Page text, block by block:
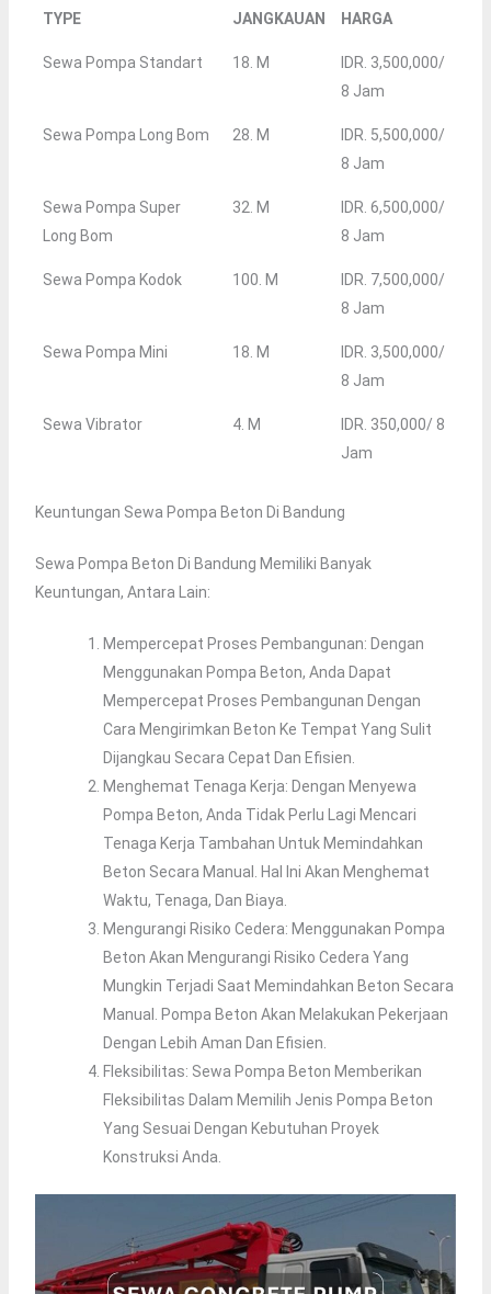
TYPE JANGKAUAN HARGA
Sewa Pompa Standart 18. M
IDR. 3,500,000/
8 Jam
Sewa Pompa Long Bom 28. M
IDR. 5,500,000/
8 Jam
Sewa Pompa Super
Long Bom
32. M
IDR. 6,500,000/
8 Jam
Sewa Pompa Kodok 100. M
IDR. 7,500,000/
8 Jam
Sewa Pompa Mini 18. M
IDR. 3,500,000/
8 Jam
Sewa Vibrator 4. M
IDR. 350,000/ 8
Jam
Keuntungan Sewa Pompa Beton Di Bandung
Sewa Pompa Beton Di Bandung Memiliki Banyak
Keuntungan, Antara Lain:
Mempercepat Proses Pembangunan: Dengan
Menggunakan Pompa Beton, Anda Dapat
Mempercepat Proses Pembangunan Dengan
Cara Mengirimkan Beton Ke Tempat Yang Sulit
Dijangkau Secara Cepat Dan Efisien.
Menghemat Tenaga Kerja: Dengan Menyewa
Pompa Beton, Anda Tidak Perlu Lagi Mencari
Tenaga Kerja Tambahan Untuk Memindahkan
Beton Secara Manual. Hal Ini Akan Menghemat
Waktu, Tenaga, Dan Biaya.
Mengurangi Risiko Cedera: Menggunakan Pompa
Beton Akan Mengurangi Risiko Cedera Yang
Mungkin Terjadi Saat Memindahkan Beton Secara
Manual. Pompa Beton Akan Melakukan Pekerjaan
Dengan Lebih Aman Dan Efisien.
Fleksibilitas: Sewa Pompa Beton Memberikan
Fleksibilitas Dalam Memilih Jenis Pompa Beton
Yang Sesuai Dengan Kebutuhan Proyek
Konstruksi Anda.